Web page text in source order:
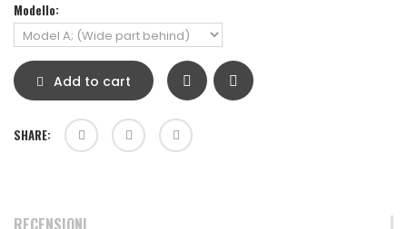
Modello:
Add to cart
SHARE: